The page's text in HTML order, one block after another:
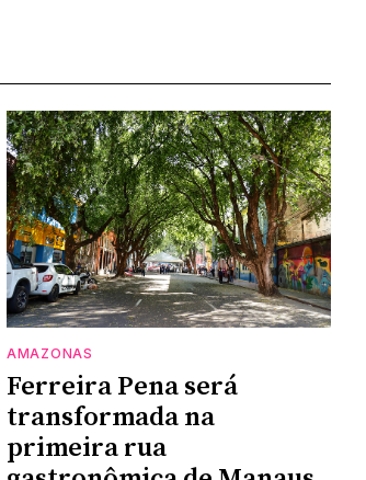
AMAZONAS
Ferreira Pena será
transformada na
primeira rua